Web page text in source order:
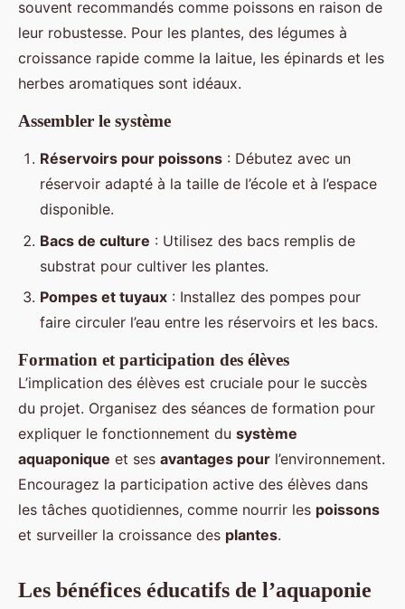
souvent recommandés comme poissons en raison de
leur robustesse. Pour les plantes, des légumes à
croissance rapide comme la laitue, les épinards et les
herbes aromatiques sont idéaux.
Assembler le système
Réservoirs pour poissons : Débutez avec un
réservoir adapté à la taille de l’école et à l’espace
disponible.
Bacs de culture : Utilisez des bacs remplis de
substrat pour cultiver les plantes.
Pompes et tuyaux : Installez des pompes pour
faire circuler l’eau entre les réservoirs et les bacs.
Formation et participation des élèves
L’implication des élèves est cruciale pour le succès
du projet. Organisez des séances de formation pour
expliquer le fonctionnement du système
aquaponique et ses avantages pour l’environnement.
Encouragez la participation active des élèves dans
les tâches quotidiennes, comme nourrir les poissons
et surveiller la croissance des plantes.
Les bénéfices éducatifs de l’aquaponie